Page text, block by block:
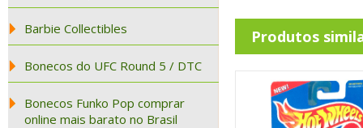
Barbie Collectibles
Bonecos do UFC Round 5 / DTC
Bonecos Funko Pop comprar
online mais barato no Brasil
Produtos